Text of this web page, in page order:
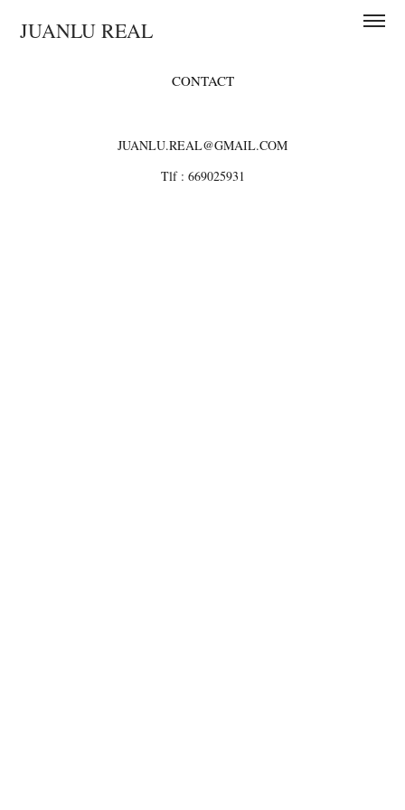
JUANLU REAL
CONTACT
JUANLU.REAL@GMAIL.COM
Tlf : 669025931